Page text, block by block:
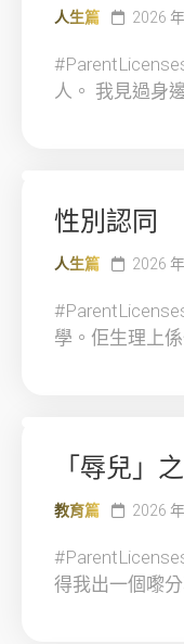
人生篇 2026
人。 我見過身
性別認同
人生篇 2026
學。佢生理上
「辱兒」
教育篇 2026
得我出一個嚟